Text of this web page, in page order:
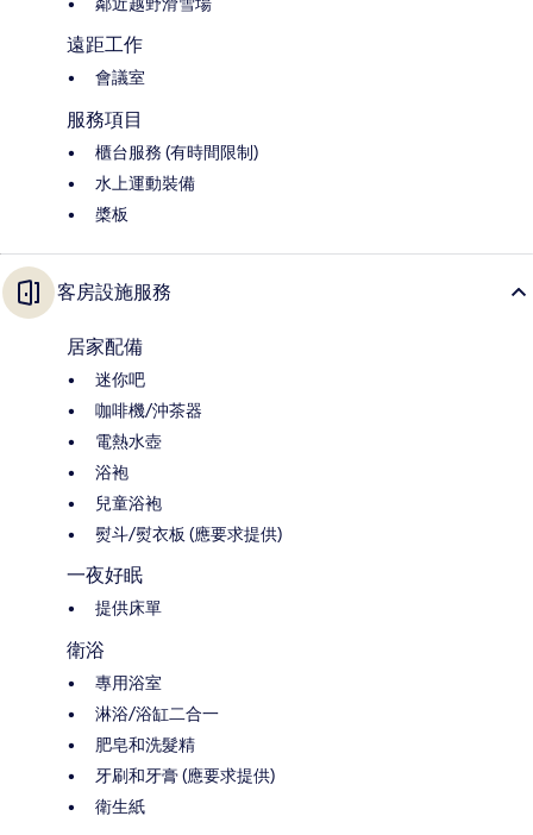
遠距工作
會議室
服務項目
櫃台服務 (有時間限制)
水上運動裝備
槳板
客房設施服務
居家配備
迷你吧
咖啡機/沖茶器
電熱水壺
浴袍
兒童浴袍
熨斗/熨衣板 (應要求提供)
一夜好眠
提供床單
衛浴
專用浴室
淋浴/浴缸二合一
肥皂和洗髮精
牙刷和牙膏 (應要求提供)
衛生紙